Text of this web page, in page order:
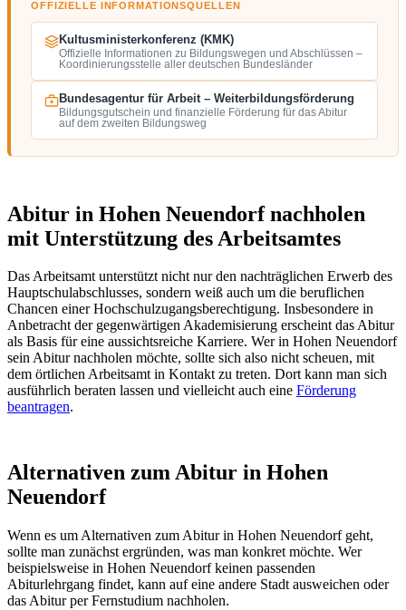
OFFIZIELLE INFORMATIONSQUELLEN
Kultusministerkonferenz (KMK)
Offizielle Informationen zu Bildungswegen und Abschlüssen –
Koordinierungsstelle aller deutschen Bundesländer
Bundesagentur für Arbeit – Weiterbildungsförderung
Bildungsgutschein und finanzielle Förderung für das Abitur
auf dem zweiten Bildungsweg
Abitur in Hohen Neuendorf nachholen
mit Unterstützung des Arbeitsamtes
Das Arbeitsamt unterstützt nicht nur den nachträglichen Erwerb des
Hauptschulabschlusses, sondern weiß auch um die beruflichen
Chancen einer Hochschulzugangsberechtigung. Insbesondere in
Anbetracht der gegenwärtigen Akademisierung erscheint das Abitur
als Basis für eine aussichtsreiche Karriere. Wer in Hohen Neuendorf
sein Abitur nachholen möchte, sollte sich also nicht scheuen, mit
dem örtlichen Arbeitsamt in Kontakt zu treten. Dort kann man sich
ausführlich beraten lassen und vielleicht auch eine Förderung
beantragen.
Alternativen zum Abitur in Hohen
Neuendorf
Wenn es um Alternativen zum Abitur in Hohen Neuendorf geht,
sollte man zunächst ergründen, was man konkret möchte. Wer
beispielsweise in Hohen Neuendorf keinen passenden
Abiturlehrgang findet, kann auf eine andere Stadt ausweichen oder
das Abitur per Fernstudium nachholen.